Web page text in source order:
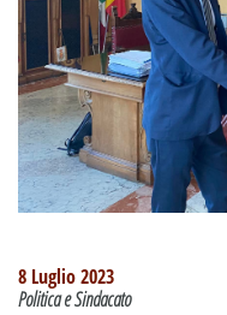
8 Luglio 2023
Politica e Sindacato